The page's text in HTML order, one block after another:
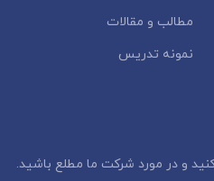
مطالب و مقالات
نمونه تدریس
و در مورد شرکت ما مطلع باشید.